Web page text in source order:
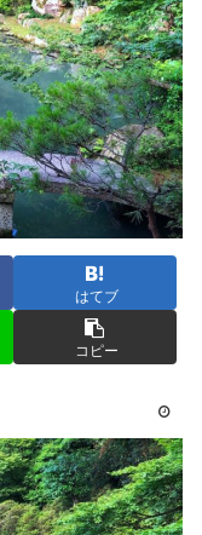
はてブ
コピー